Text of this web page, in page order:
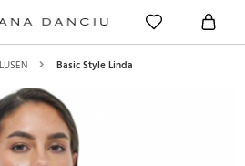
Basic Style Linda